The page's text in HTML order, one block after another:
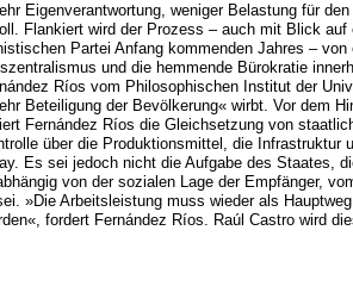
Eigenverantwortung, weniger Belastung für
Flankiert wird der Prozess – auch mit Blick auf
Partei Anfang kommenden Jahres – von
und die hemmende Bürokratie
Ríos vom Philosophischen Institut der
Beteiligung der Bevölkerung« wirbt. Vor dem
Fernández Ríos die Gleichsetzung von
über die Produktionsmittel, die Infrastruktur
Es sei jedoch nicht die Aufgabe des Staates,
von der sozialen Lage der Empfänger,
»Die Arbeitsleistung muss wieder als
fordert Fernández Ríos. Raúl Castro wird